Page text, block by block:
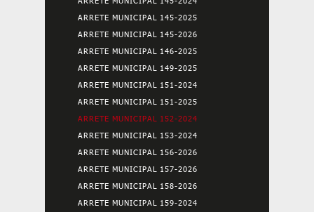
ARRETE MUNICIPAL 145-2025
ARRETE MUNICIPAL 145-2026
ARRETE MUNICIPAL 146-2025
ARRETE MUNICIPAL 149-2025
ARRETE MUNICIPAL 151-2024
ARRETE MUNICIPAL 151-2025
ARRETE MUNICIPAL 152-2024
ARRETE MUNICIPAL 153-2024
ARRETE MUNICIPAL 156-2026
ARRETE MUNICIPAL 157-2026
ARRETE MUNICIPAL 158-2026
ARRETE MUNICIPAL 159-2024